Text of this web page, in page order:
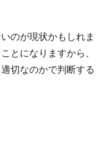
のが現状かもしれま
とになりますから、
切なのかで判断する